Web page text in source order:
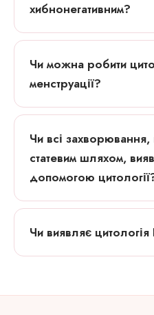
хибнонегативним?
Чи можна робити
менструації?
Чи всі
статевим шляхом,
допомогою
Чи виявляє